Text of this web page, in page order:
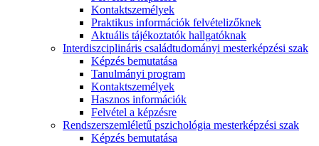
Kontaktszemélyek
Praktikus információk felvételizőknek
Aktuális tájékoztatók hallgatóknak
Interdiszciplináris családtudományi mesterképzési szak
Képzés bemutatása
Tanulmányi program
Kontaktszemélyek
Hasznos információk
Felvétel a képzésre
Rendszerszemléletű pszichológia mesterképzési szak
Képzés bemutatása